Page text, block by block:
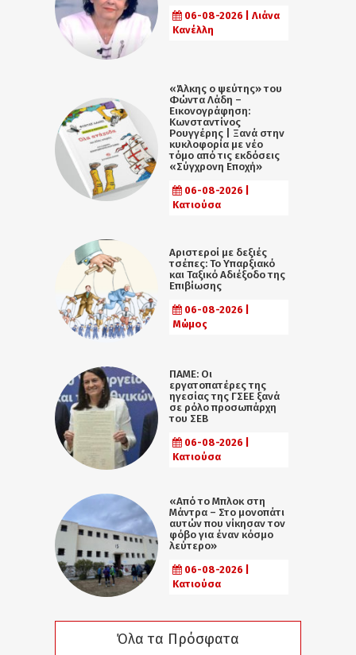
06-08-2026 | Λιάνα
Κανέλλη
«Άλκης ο ψεύτης» του
Φώντα Λάδη –
Εικονογράφηση:
Κωνσταντίνος
Ρουγγέρης | Ξανά στην
κυκλοφορία με νέο
τόμο από τις εκδόσεις
«Σύγχρονη Εποχή»
06-08-2026 |
Κατιούσα
Αριστεροί με δεξιές
τσέπες: Το Υπαρξιακό
και Ταξικό Αδιέξοδο της
Επιβίωσης
06-08-2026 |
Μώμος
ΠΑΜΕ: Οι
εργατοπατέρες της
ηγεσίας της ΓΣΕΕ ξανά
σε ρόλο προσωπάρχη
του ΣΕΒ
06-08-2026 |
Κατιούσα
«Από το Μπλοκ στη
Μάντρα – Στο μονοπάτι
αυτών που νίκησαν τον
φόβο για έναν κόσμο
λεύτερο»
06-08-2026 |
Κατιούσα
Όλα τα Πρόσφατα